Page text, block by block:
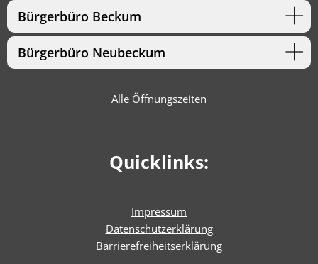
Bürgerbüro Beckum
Bürgerbüro Neubeckum
Alle Öffnungszeiten
Quicklinks:
Impressum
Datenschutzerklärung
Barrierefreiheitserklärung